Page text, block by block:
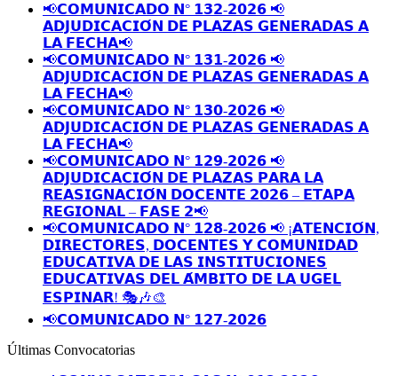
📢𝗖𝗢𝗠𝗨𝗡𝗜𝗖𝗔𝗗𝗢 𝗡° 𝟭𝟯𝟮-𝟮𝟬𝟮𝟲 📢
𝗔𝗗𝗝𝗨𝗗𝗜𝗖𝗔𝗖𝗜𝗢́𝗡 𝗗𝗘 𝗣𝗟𝗔𝗭𝗔𝗦 𝗚𝗘𝗡𝗘𝗥𝗔𝗗𝗔𝗦 𝗔
𝗟𝗔 𝗙𝗘𝗖𝗛𝗔📢
📢𝗖𝗢𝗠𝗨𝗡𝗜𝗖𝗔𝗗𝗢 𝗡° 𝟭𝟯𝟭-𝟮𝟬𝟮𝟲 📢
𝗔𝗗𝗝𝗨𝗗𝗜𝗖𝗔𝗖𝗜𝗢́𝗡 𝗗𝗘 𝗣𝗟𝗔𝗭𝗔𝗦 𝗚𝗘𝗡𝗘𝗥𝗔𝗗𝗔𝗦 𝗔
𝗟𝗔 𝗙𝗘𝗖𝗛𝗔📢
📢𝗖𝗢𝗠𝗨𝗡𝗜𝗖𝗔𝗗𝗢 𝗡° 𝟭𝟯𝟬-𝟮𝟬𝟮𝟲 📢
𝗔𝗗𝗝𝗨𝗗𝗜𝗖𝗔𝗖𝗜𝗢́𝗡 𝗗𝗘 𝗣𝗟𝗔𝗭𝗔𝗦 𝗚𝗘𝗡𝗘𝗥𝗔𝗗𝗔𝗦 𝗔
𝗟𝗔 𝗙𝗘𝗖𝗛𝗔📢
📢𝗖𝗢𝗠𝗨𝗡𝗜𝗖𝗔𝗗𝗢 𝗡° 𝟭𝟮𝟵-𝟮𝟬𝟮𝟲 📢
𝗔𝗗𝗝𝗨𝗗𝗜𝗖𝗔𝗖𝗜𝗢́𝗡 𝗗𝗘 𝗣𝗟𝗔𝗭𝗔𝗦 𝗣𝗔𝗥𝗔 𝗟𝗔
𝗥𝗘𝗔𝗦𝗜𝗚𝗡𝗔𝗖𝗜𝗢́𝗡 𝗗𝗢𝗖𝗘𝗡𝗧𝗘 𝟮𝟬𝟮𝟲 – 𝗘𝗧𝗔𝗣𝗔
𝗥𝗘𝗚𝗜𝗢𝗡𝗔𝗟 – 𝗙𝗔𝗦𝗘 𝟮📢
📢𝗖𝗢𝗠𝗨𝗡𝗜𝗖𝗔𝗗𝗢 𝗡° 𝟭𝟮𝟴-𝟮𝟬𝟮𝟲 📢 ¡𝗔𝗧𝗘𝗡𝗖𝗜𝗢́𝗡,
𝗗𝗜𝗥𝗘𝗖𝗧𝗢𝗥𝗘𝗦, 𝗗𝗢𝗖𝗘𝗡𝗧𝗘𝗦 𝗬 𝗖𝗢𝗠𝗨𝗡𝗜𝗗𝗔𝗗
𝗘𝗗𝗨𝗖𝗔𝗧𝗜𝗩𝗔 𝗗𝗘 𝗟𝗔𝗦 𝗜𝗡𝗦𝗧𝗜𝗧𝗨𝗖𝗜𝗢𝗡𝗘𝗦
𝗘𝗗𝗨𝗖𝗔𝗧𝗜𝗩𝗔𝗦 𝗗𝗘𝗟 𝗔́𝗠𝗕𝗜𝗧𝗢 𝗗𝗘 𝗟𝗔 𝗨𝗚𝗘𝗟
𝗘𝗦𝗣𝗜𝗡𝗔𝗥! 🎭🎶🎨
📢𝗖𝗢𝗠𝗨𝗡𝗜𝗖𝗔𝗗𝗢 𝗡° 𝟭𝟮𝟳-𝟮𝟬𝟮𝟲
Últimas Convocatorias